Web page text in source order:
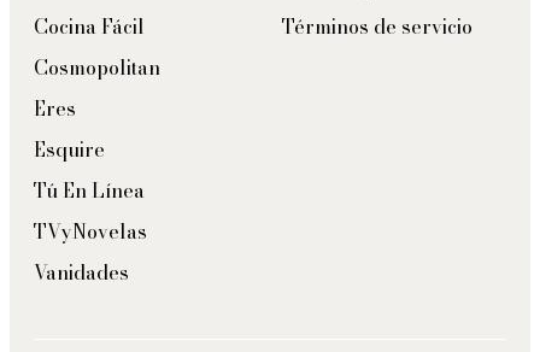
Cocina Fácil
Cosmopolitan
Eres
Esquire
Tú En Línea
TVyNovelas
Vanidades
Términos de servicio